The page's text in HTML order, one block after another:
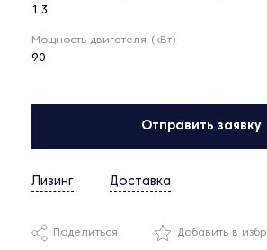
1.3
Мощность двигателя (кВт)
90
Отправить заявку
Лизинг Доставка
Поделиться Добавить в